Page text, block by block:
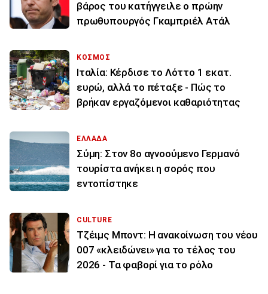
βάρος του κατήγγειλε ο πρώην
πρωθυπουργός Γκαμπριέλ Ατάλ
ΚΟΣΜΟΣ
Ιταλία: Κέρδισε το Λόττο 1 εκατ.
ευρώ, αλλά το πέταξε - Πώς το
βρήκαν εργαζόμενοι καθαριότητας
ΕΛΛΑΔΑ
Σύμη: Στον 8ο αγνοούμενο Γερμανό
τουρίστα ανήκει η σορός που
εντοπίστηκε
CULTURE
Τζέιμς Μποντ: Η ανακοίνωση του νέου
007 «κλειδώνει» για το τέλος του
2026 - Τα φαβορί για το ρόλο